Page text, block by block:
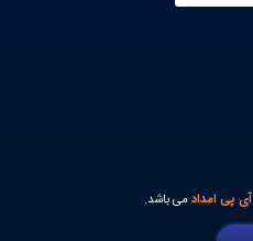
آی پی امدادمی باشد.